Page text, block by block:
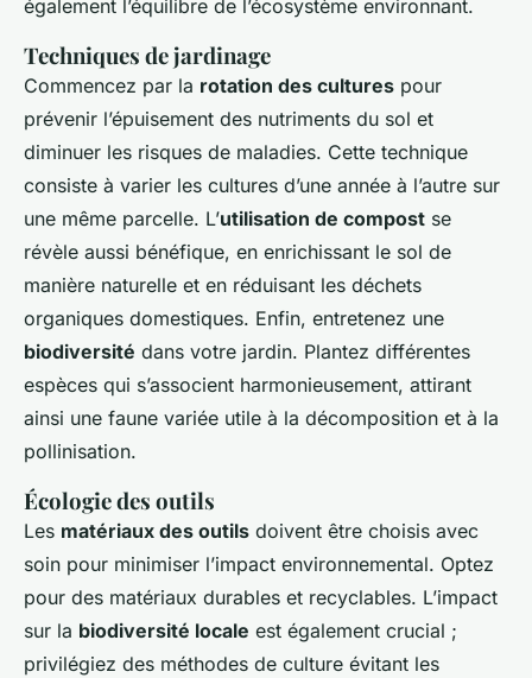
également l’équilibre de l’écosystème environnant.
Techniques de jardinage
Commencez par la rotation des cultures pour
prévenir l’épuisement des nutriments du sol et
diminuer les risques de maladies. Cette technique
consiste à varier les cultures d’une année à l’autre sur
une même parcelle. L’utilisation de compost se
révèle aussi bénéfique, en enrichissant le sol de
manière naturelle et en réduisant les déchets
organiques domestiques. Enfin, entretenez une
biodiversité dans votre jardin. Plantez différentes
espèces qui s’associent harmonieusement, attirant
ainsi une faune variée utile à la décomposition et à la
pollinisation.
Écologie des outils
Les matériaux des outils doivent être choisis avec
soin pour minimiser l’impact environnemental. Optez
pour des matériaux durables et recyclables. L’impact
sur la biodiversité locale est également crucial ;
privilégiez des méthodes de culture évitant les